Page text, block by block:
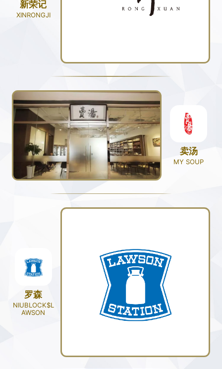
新荣记
XINRONGJI
卖汤
MY SOUP
罗森
NIUBLOCK$L
AWSON